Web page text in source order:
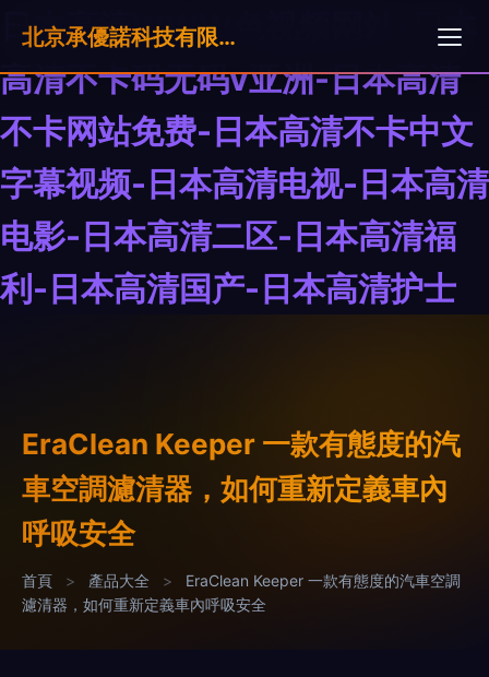
日本高清WWW色视频网站-日本
高清不卡码无码v亚洲-日本高清
不卡网站免费-日本高清不卡中文
字幕视频-日本高清电视-日本高清
电影-日本高清二区-日本高清福
利-日本高清国产-日本高清护士
北京承優諾科技有限公司
EraClean Keeper 一款有態度的汽
車空調濾清器，如何重新定義車內
呼吸安全
首頁 > 產品大全 >
EraClean Keeper 一款有態度的汽車空調
濾清器，如何重新定義車內呼吸安全